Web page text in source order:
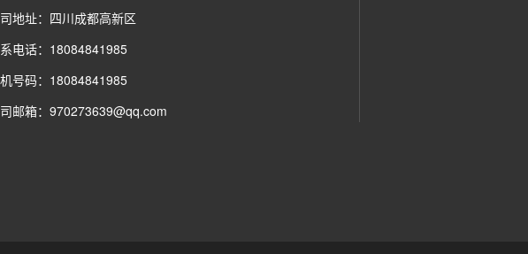
地址：四川成都高新区
电话：18084841985
号码：18084841985
邮箱：970273639@qq.com